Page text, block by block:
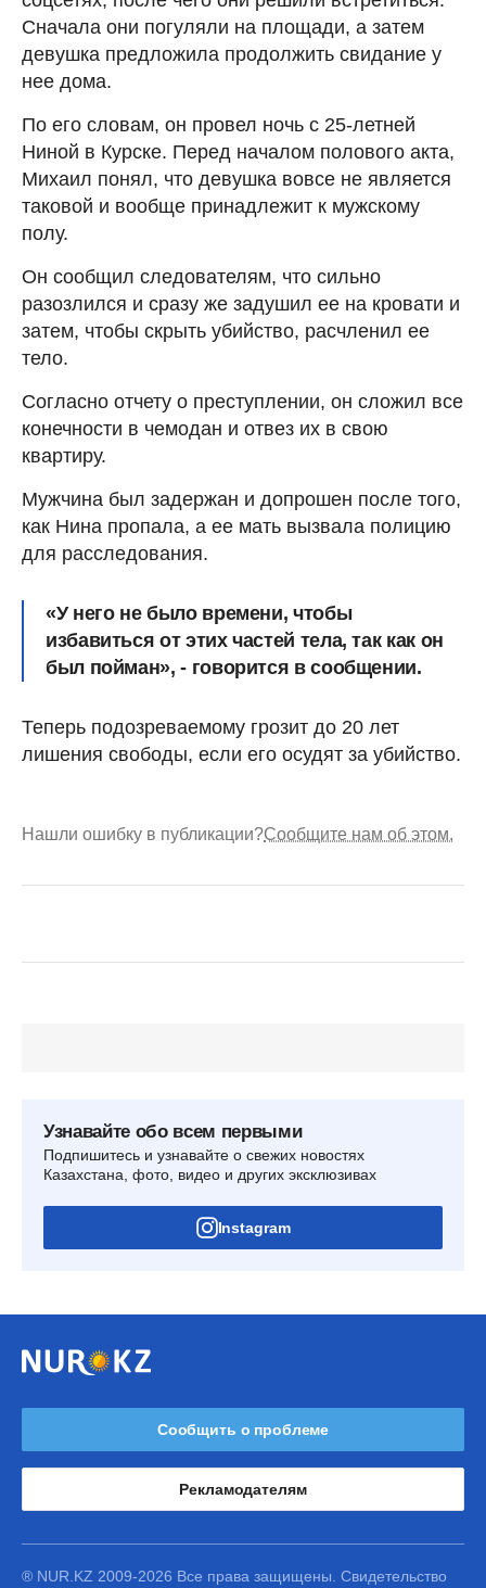
Сначала они погуляли на площади, а затем
девушка предложила продолжить свидание у
нее дома.
По его словам, он провел ночь с 25-летней
Ниной в ​​Курске. Перед началом полового акта,
Михаил понял, что девушка вовсе не является
таковой и вообще принадлежит к мужскому
полу.
Он сообщил следователям, что сильно
разозлился и сразу же задушил ее на кровати и
затем, чтобы скрыть убийство, расчленил ее
тело.
Согласно отчету о преступлении, он сложил все
конечности в чемодан и отвез их в свою
квартиру.
Мужчина был задержан и допрошен после того,
как Нина пропала, а ее мать вызвала полицию
для расследования.
«У него не было времени, чтобы
избавиться от этих частей тела, так как он
был пойман», - говорится в сообщении.
Теперь подозреваемому грозит до 20 лет
лишения свободы, если его осудят за убийство.
Нашли ошибку в публикации?Сообщите нам об этом.
Узнавайте обо всем первыми
Подпишитесь и узнавайте о свежих новостях
Казахстана, фото, видео и других эксклюзивах
Instagram
Сообщить о проблеме
Рекламодателям
® NUR.KZ 2009-2026 Все права защищены. Свидетельство